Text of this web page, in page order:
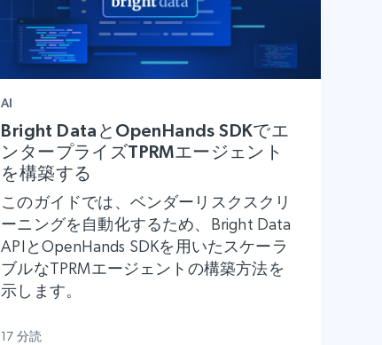
AI
Bright DataとOpenHands SDKでエ
ンタープライズTPRMエージェント
を構築する
このガイドでは、ベンダーリスクスクリ
ーニングを自動化するため、Bright Data
APIとOpenHands SDKを用いたスケーラ
ブルなTPRMエージェントの構築方法を
示します。
17 分読